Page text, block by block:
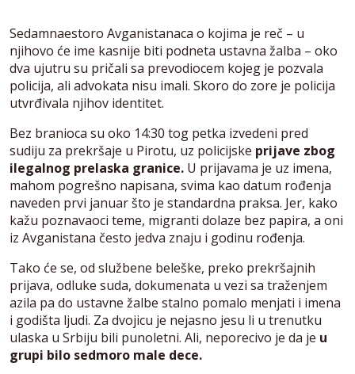
Sedamnaestoro Avganistanaca o kojima je reč – u
njihovo će ime kasnije biti podneta ustavna žalba – oko
dva ujutru su pričali sa prevodiocem kojeg je pozvala
policija, ali advokata nisu imali. Skoro do zore je policija
utvrđivala njihov identitet.
Bez branioca su oko 14:30 tog petka izvedeni pred
sudiju za prekršaje u Pirotu, uz policijske prijave zbog
ilegalnog prelaska granice. U prijavama je uz imena,
mahom pogrešno napisana, svima kao datum rođenja
naveden prvi januar što je standardna praksa. Jer, kako
kažu poznavaoci teme, migranti dolaze bez papira, a oni
iz Avganistana često jedva znaju i godinu rođenja.
Tako će se, od službene beleške, preko prekršajnih
prijava, odluke suda, dokumenata u vezi sa traženjem
azila pa do ustavne žalbe stalno pomalo menjati i imena
i godišta ljudi. Za dvojicu je nejasno jesu li u trenutku
ulaska u Srbiju bili punoletni. Ali, neporecivo je da je u
grupi bilo sedmoro male dece.